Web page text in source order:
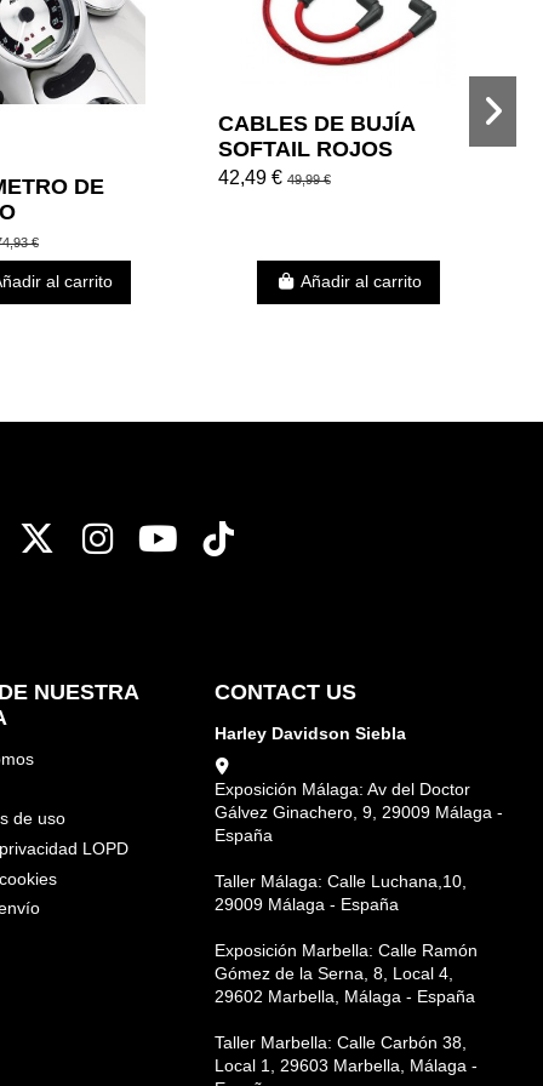
DE
€
al carrito
CABLES DE BUJÍA
SOFTAIL ROJOS
SCREAMIN´ EAGLE 00-
42,49 € 49,99 €
Añadir al carrito
NUESTRA
de uso
LOPD
CONTACT US
Harley Davidson Siebla
Exposición Málaga: Av del Doctor
Gálvez Ginachero, 9, 29009 Málaga -
España
Taller Málaga: Calle Luchana,10,
29009 Málaga - España
Exposición Marbella: Calle Ramón
Gómez de la Serna, 8, Local 4,
29602 Marbella, Málaga - España
Taller Marbella: Calle Carbón 38,
Local 1, 29603 Marbella, Málaga -